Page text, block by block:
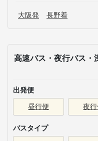
大阪発 長野着
高速バス・夜行バス・
出発便
昼行便 夜行
バスタイプ